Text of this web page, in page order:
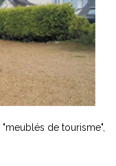
de tourisme",